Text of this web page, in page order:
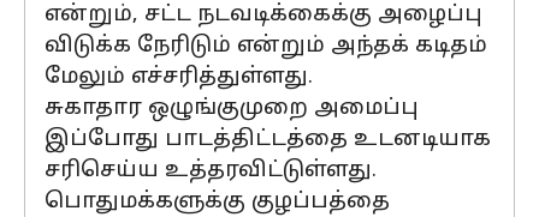
என்றும், சட்ட நடவடிக்கைக்கு அழைப்பு
விடுக்க நேரிடும் என்றும் அந்தக் கடிதம்
மேலும் எச்சரித்துள்ளது.
சுகாதார ஒழுங்குமுறை அமைப்பு
இப்போது பாடத்திட்டத்தை உடனடியாக
சரிசெய்ய உத்தரவிட்டுள்ளது.
பொதுமக்களுக்கு குழப்பத்தை